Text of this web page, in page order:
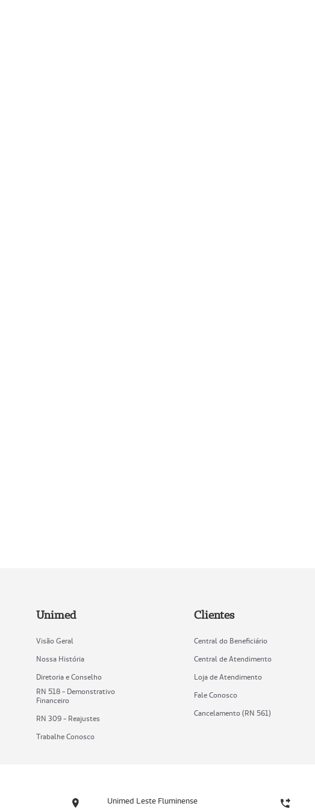
Unimed
Visão Geral
Nossa História
Diretoria e Conselho
RN 518 - Demonstrativo
Financeiro
RN 309 - Reajustes
Trabalhe Conosco
Clientes
Central do Beneficiário
Central de Atendimento
Loja de Atendimento
Fale Conosco
Cancelamento (RN 561)
Unimed Leste Fluminense